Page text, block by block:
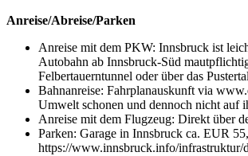
Anreise/Abreise/Parken
Anreise mit dem PKW: Innsbruck ist
Autobahn ab Innsbruck-Süd
Felbertauerntunnel oder über das
Bahnanreise: Fahrplanauskunft via
Umwelt schonen und dennoch nicht auf
Anreise mit dem Flugzeug: Direkt über
Parken: Garage in Innsbruck ca. EUR
https://www.innsbruck.info/infrastruktur/